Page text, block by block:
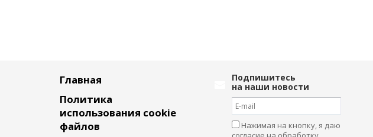
Главная
Политика
использования cookie
файлов
Подпишитесь
на наши новости
Нажимая на кнопку, я даю